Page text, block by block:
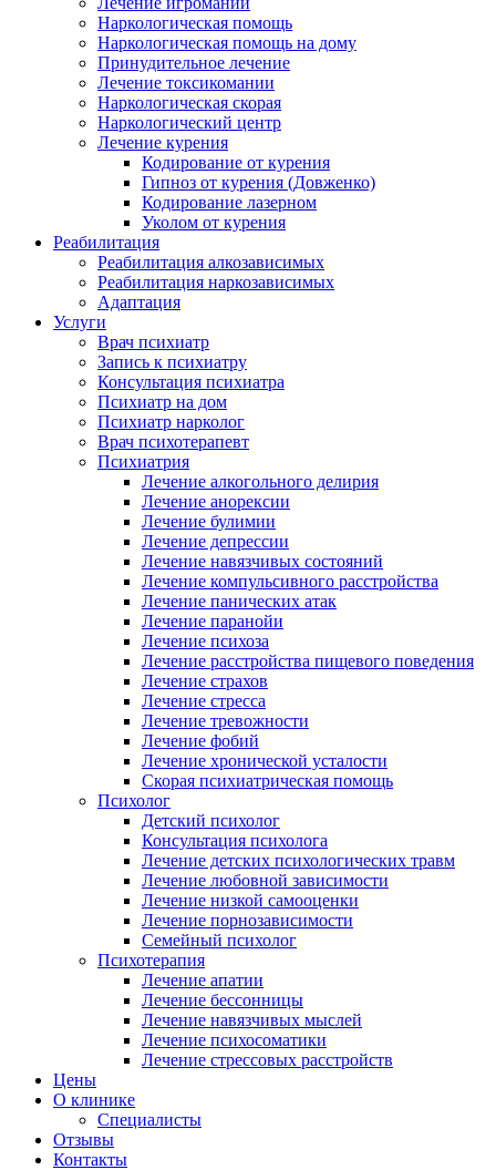
Наркологическая помощь
Наркологическая помощь на дому
Принудительное лечение
Лечение токсикомании
Наркологическая скорая
Наркологический центр
Лечение курения
Кодирование от курения
Гипноз от курения (Довженко)
Кодирование лазерном
Уколом от курения
Реабилитация
Реабилитация алкозависимых
Реабилитация наркозависимых
Адаптация
Услуги
Врач психиатр
Запись к психиатру
Консультация психиатра
Психиатр на дом
Психиатр нарколог
Врач психотерапевт
Психиатрия
Лечение алкогольного делирия
Лечение анорексии
Лечение булимии
Лечение депрессии
Лечение навязчивых состояний
Лечение компульсивного расстройства
Лечение панических атак
Лечение паранойи
Лечение психоза
Лечение расстройства пищевого поведения
Лечение страхов
Лечение стресса
Лечение тревожности
Лечение фобий
Лечение хронической усталости
Скорая психиатрическая помощь
Психолог
Детский психолог
Консультация психолога
Лечение детских психологических травм
Лечение любовной зависимости
Лечение низкой самооценки
Лечение порнозависимости
Семейный психолог
Психотерапия
Лечение апатии
Лечение бессонницы
Лечение навязчивых мыслей
Лечение психосоматики
Лечение стрессовых расстройств
Цены
О клинике
Специалисты
Отзывы
Контакты